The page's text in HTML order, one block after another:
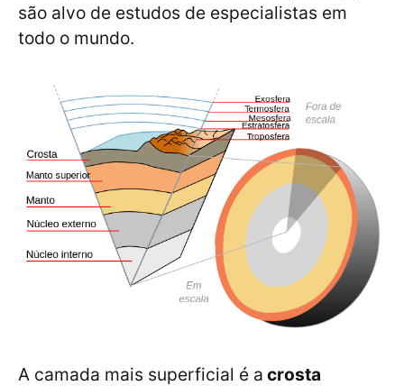
são alvo de estudos de especialistas em
todo o mundo.
A camada mais superficial é a crosta